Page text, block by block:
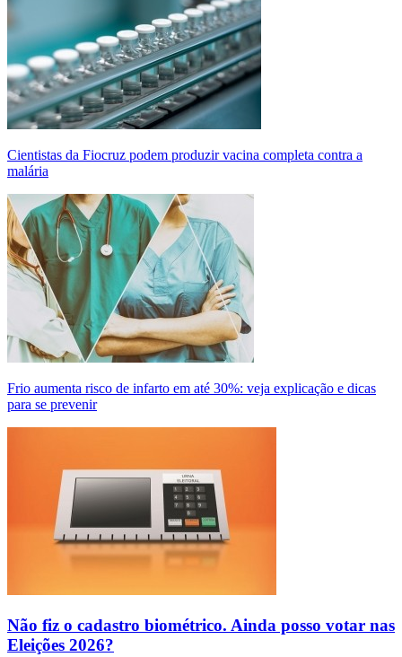
Cientistas da Fiocruz podem produzir vacina completa contra a
malária
Frio aumenta risco de infarto em até 30%: veja explicação e dicas
para se prevenir
Não fiz o cadastro biométrico. Ainda posso votar nas
Eleições 2026?